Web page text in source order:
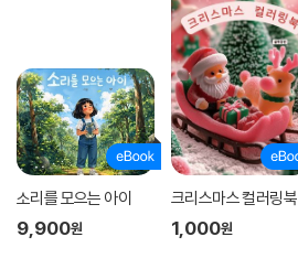
소리를 모으는 아이
9,900원
크리스마스 컬러링북
1,000원